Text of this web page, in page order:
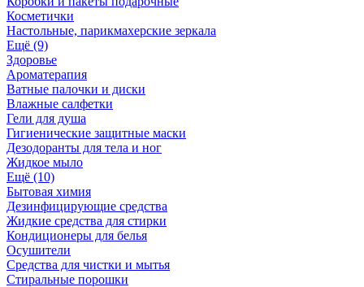
Косметички
Настольные, парикмахерские зеркала
Ещё (9)
Здоровье
Ароматерапия
Ватные палочки и диски
Влажные салфетки
Гели для душа
Гигиенические защитные маски
Дезодоранты для тела и ног
Жидкое мыло
Ещё (10)
Бытовая химия
Дезинфицирующие средства
Жидкие средства для стирки
Кондиционеры для белья
Осушители
Средства для чистки и мытья
Стиральные порошки